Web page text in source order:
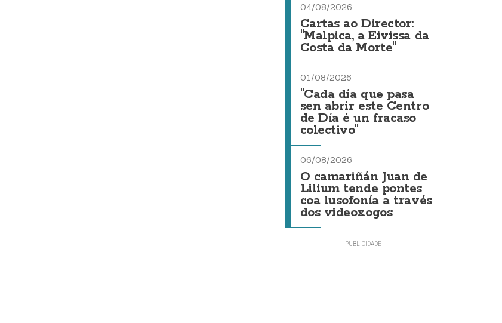
04/08/2026
Cartas ao Director:
"Malpica, a Eivissa da
Costa da Morte"
01/08/2026
"Cada día que pasa
sen abrir este Centro
de Día é un fracaso
colectivo"
06/08/2026
O camariñán Juan de
Lilium tende pontes
coa lusofonía a través
dos videoxogos